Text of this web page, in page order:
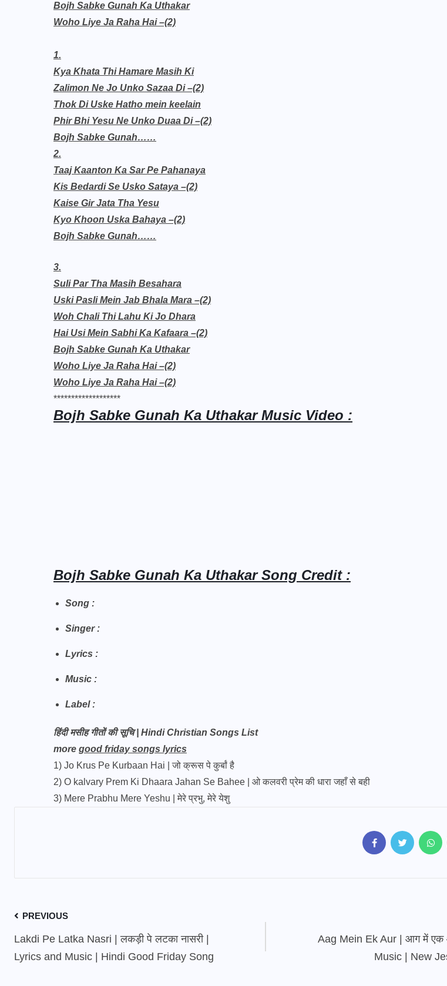
Bojh Sabke Gunah Ka Uthakar
Woho Liye Ja Raha Hai –(2)
1.
Kya Khata Thi Hamare Masih Ki
Zalimon Ne Jo Unko Sazaa Di –(2)
Thok Di Uske Hatho mein keelain
Phir Bhi Yesu Ne Unko Duaa Di –(2)
Bojh Sabke Gunah……
2.
Taaj Kaanton Ka Sar Pe Pahanaya
Kis Bedardi Se Usko Sataya –(2)
Kaise Gir Jata Tha Yesu
Kyo Khoon Uska Bahaya –(2)
Bojh Sabke Gunah……
3.
Suli Par Tha Masih Besahara
Uski Pasli Mein Jab Bhala Mara –(2)
Woh Chali Thi Lahu Ki Jo Dhara
Hai Usi Mein Sabhi Ka Kafaara –(2)
Bojh Sabke Gunah Ka Uthakar
Woho Liye Ja Raha Hai –(2)
Woho Liye Ja Raha Hai –(2)
*******************
Bojh Sabke Gunah Ka Uthakar Music Video :
Bojh Sabke Gunah Ka Uthakar Song Credit :
Song :
Singer :
Lyrics :
Music :
Label :
हिंदी मसीह गीतों की सूचि | Hindi Christian Songs List
more good friday songs lyrics
1) Jo Krus Pe Kurbaan Hai | जो क्रूस पे कुर्बां है
2) O kalvary Prem Ki Dhaara Jahan Se Bahee | ओ कलवरी प्रेम की धारा जहाँ से बही
3) Mere Prabhu Mere Yeshu | मेरे प्रभु, मेरे येशु
PREVIOUS
Lakdi Pe Latka Nasri | लकड़ी पे लटका नासरी |
Lyrics and Music | Hindi Good Friday Song
Aag Mein Ek Aur | आग में एक
Music | New